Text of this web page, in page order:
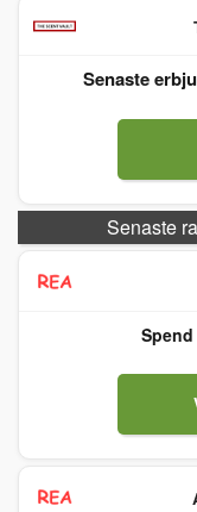
Senaste
Senaste